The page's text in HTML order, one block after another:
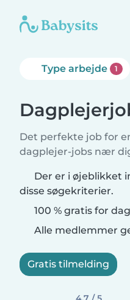
Type arbejde 1
Det perfekte job for
dagplejer-jobs nær
Der er i øjeblikket
disse søgekriterier.
100 % gratis for
Alle medlemmer
Gratis tilmelding